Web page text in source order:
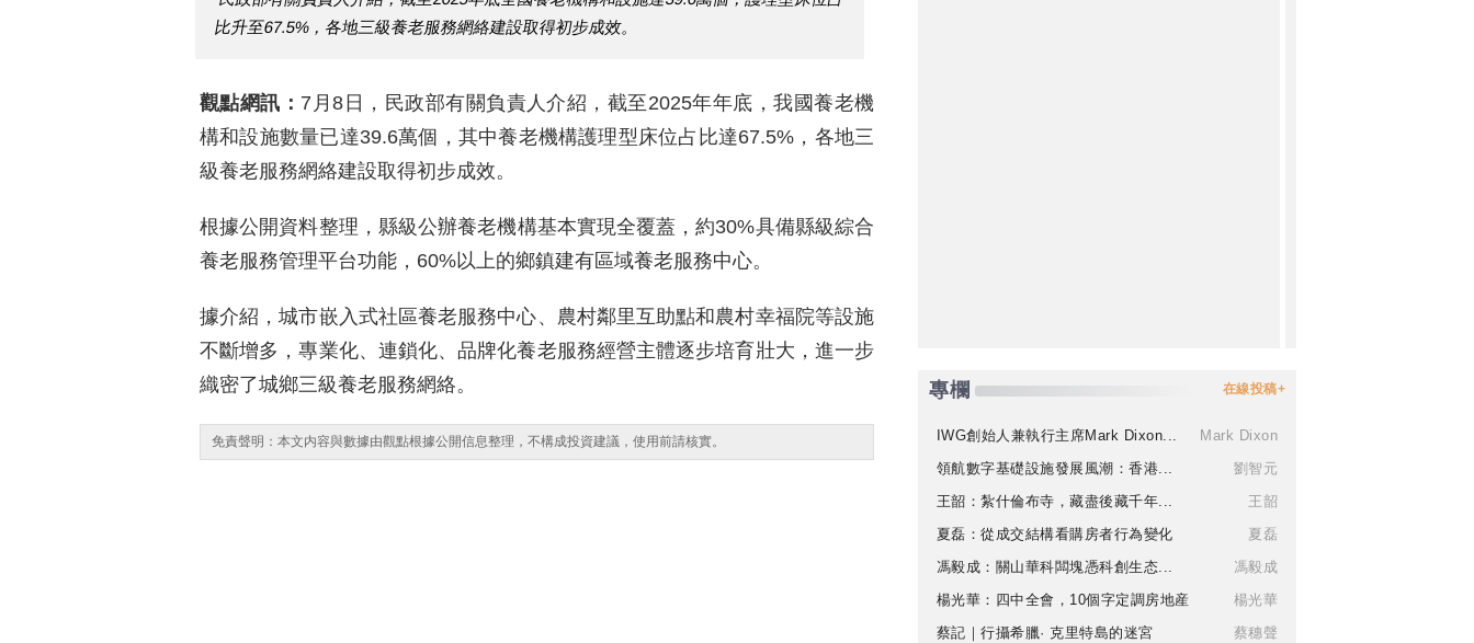
比升至67.5%，各地三級養老服務網絡建設取得初步成效。
觀點網訊： 7月8日，民政部有關負責人介紹，截至2025年年底，我國養老機
構和設施數量已達39.6萬個，其中養老機構護理型床位占比達67.5%，各地三
級養老服務網絡建設取得初步成效。
根據公開資料整理，縣級公辦養老機構基本實現全覆蓋，約30%具備縣級綜合
養老服務管理平台功能，60%以上的鄉鎮建有區域養老服務中心。
據介紹，城市嵌入式社區養老服務中心、農村鄰里互助點和農村幸福院等設施
不斷增多，專業化、連鎖化、品牌化養老服務經營主體逐步培育壯大，進一步
織密了城鄉三級養老服務網絡。
免責聲明：本文内容與數據由觀點根據公開信息整理，不構成投資建議，使用前請核實。
專欄 在線投稿+
IWG創始人兼執行主席Mark Dixon...
Mark Dixon
領航數字基礎設施發展風潮：香港...
劉智元
王韶：紮什倫布寺，藏盡後藏千年...
王韶
夏磊：從成交結構看購房者行為變化
夏磊
馮毅成：關山華科闆塊憑科創生态...
馮毅成
楊光華：四中全會，10個字定調房地産
楊光華
蔡記｜行攝希臘· 克里特島的迷宮
蔡穗聲